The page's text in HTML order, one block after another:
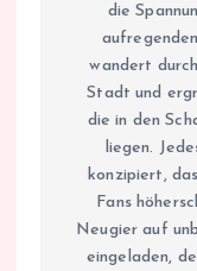
die
wandert
Stadt und
die in den
liegen.
konzipiert,
Fans
Neugier auf
eingeladen,